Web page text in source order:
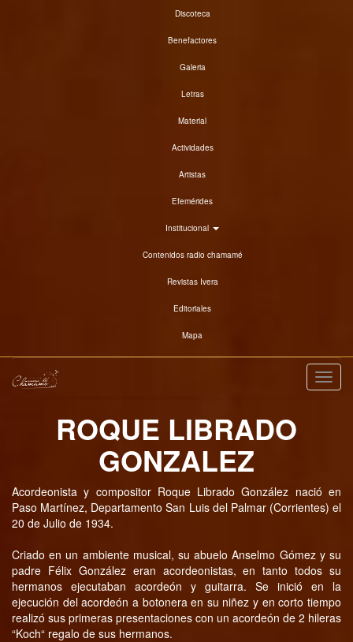
Discoteca
Benefactores
Galeria
Letras
Material
Actividades
Artistas
Efemérides
Institucional
Contenidos radio chamamé
Revistas Ivera
Editoriales
Mapa
ROQUE LIBRADO
GONZALEZ
Acordeonista y compositor Roque Librado González nació en
Paso Martínez, Departamento San Luis del Palmar (Corrientes) el
20 de Julio de 1934.
Criado en un ambiente musical, su abuelo Anselmo Gómez y su
padre Félix González eran acordeonistas, en tanto todos su
hermanos ejecutaban acordeón y guitarra. Se inició en la
ejecución del acordeón a botonera en su niñez y en corto tiempo
realizó sus primeras presentaciones con un acordeón de 2 hileras
“Koch“ regalo de sus hermanos.